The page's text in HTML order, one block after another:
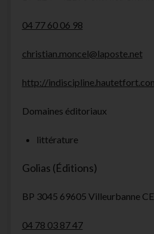
04 77 60 06 98
christian.moncel@laposte.net
http://
Domaines éditoriaux
littérature
Golias (Éditions)
BP 3045 69605 Villeurbanne
04 78 03 87 47